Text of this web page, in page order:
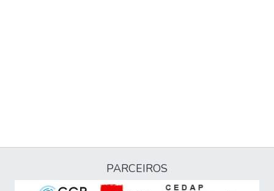
PARCEIROS